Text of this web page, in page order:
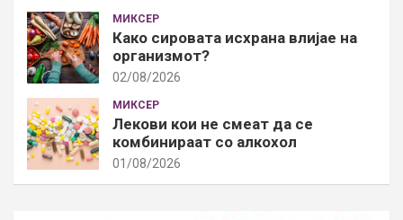
МИКСЕР
Како сировата исхрана влијае на
организмот?
02/08/2026
МИКСЕР
Лекови кои не смеат да се
комбинираат со алкохол
01/08/2026